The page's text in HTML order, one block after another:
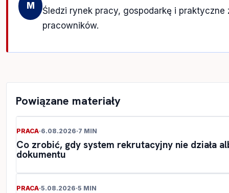
M
Śledzi rynek pracy, gospodarkę i praktyczne
pracowników.
Powiązane materiały
PRACA·6.08.2026·7 MIN
Co zrobić, gdy system rekrutacyjny nie działa
dokumentu
PRACA·5.08.2026·5 MIN